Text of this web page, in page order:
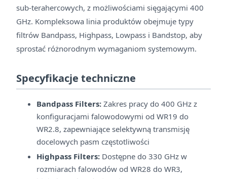
sub-terahercowych, z możliwościami sięgającymi 400
GHz. Kompleksowa linia produktów obejmuje typy
filtrów Bandpass, Highpass, Lowpass i Bandstop, aby
sprostać różnorodnym wymaganiom systemowym.
Specyfikacje techniczne
Bandpass Filters: Zakres pracy do 400 GHz z
konfiguracjami falowodowymi od WR19 do
WR2.8, zapewniające selektywną transmisję
docelowych pasm częstotliwości
Highpass Filters: Dostępne do 330 GHz w
rozmiarach falowodów od WR28 do WR3,